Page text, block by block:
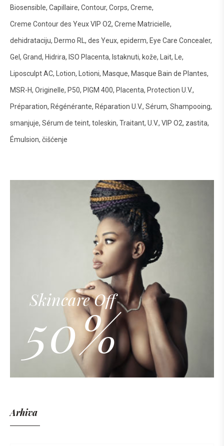
Biosensible Capillaire Contour Corps Creme
Creme Contour des Yeux VIP O2 Creme Matricielle
dehidrataciju Dermo RL des Yeux epiderm Eye Care Concealer
Gel Grand Hidrira ISO Placenta Istaknuti kože Lait Le
Liposculpt AC Lotion Lotioni Masque Masque Bain de Plantes
MSR-H Originelle P50 PIGM 400 Placenta Protection U.V.
Préparation Régénérante Réparation U.V. Sérum Shampooing
smanjuje Sérum de teint toleskin Traitant U.V. VIP O2 zastita
Émulsion čišćenje
Skincare Off
50%
Arhiva